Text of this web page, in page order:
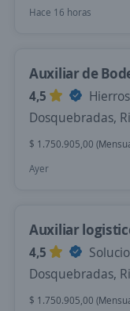
Hace 16 horas
Auxiliar de
4,5
Dosquebradas,
$ 1.750.905,00
Ayer
Auxiliar
4,5
Dosquebradas,
$ 1.750.905,00